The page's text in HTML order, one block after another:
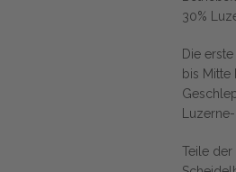
30%
Die
bis Mitte
Teile